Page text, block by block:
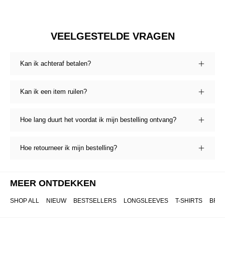
VEELGESTELDE VRAGEN
Kan ik achteraf betalen?
Kan ik een item ruilen?
Hoe lang duurt het voordat ik mijn bestelling ontvang?
Hoe retourneer ik mijn bestelling?
MEER ONTDEKKEN
SHOP ALL NIEUW BESTSELLERS LONGSLEEVES T-SHIRTS